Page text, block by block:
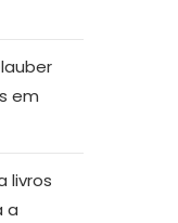
em
livros
a